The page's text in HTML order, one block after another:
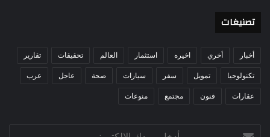
تصنيغات
أخبار أخري اخيره استثمار العالم تحقيقات تقارير
تكنولوجيا تمويل سفر سيارات صحة عاجل عرب
عقارات فنون مجتمع منوعات